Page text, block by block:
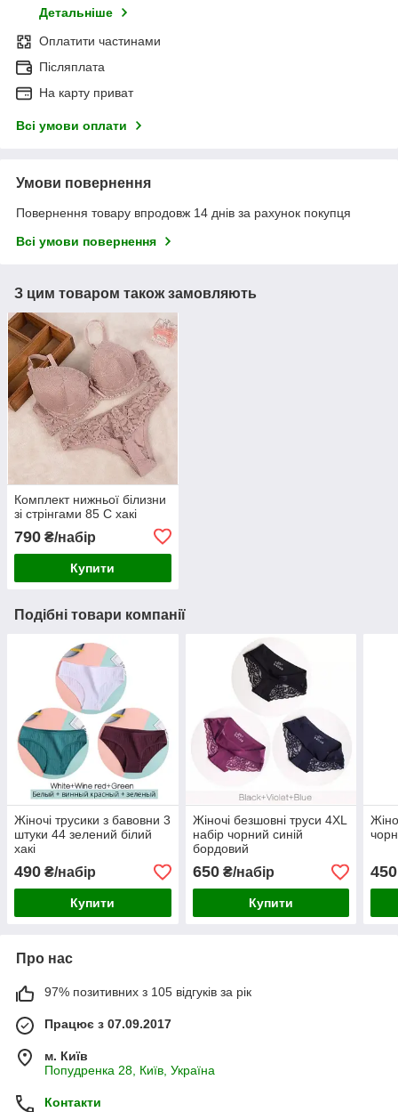
Детальніше
Оплатити частинами
Післяплата
На карту приват
Всі умови оплати
Умови повернення
Повернення товару впродовж 14 днів за рахунок покупця
Всі умови повернення
З цим товаром також замовляють
Комплект нижньої білизни
зі стрінгами 85 С хакі
790 ₴/набір
Купити
Подібні товари компанії
Жіночі трусики з бавовни 3
штуки 44 зелений білий
хакі
490 ₴/набір
Купити
Жіночі безшовні труси 4XL
набір чорний синій
бордовий
650₴/набір
Купити
450
Про нас
97% позитивних з 105 відгуків за рік
Працює з 07.09.2017
м. Київ
Попудренка 28, Київ, Україна
Контакти